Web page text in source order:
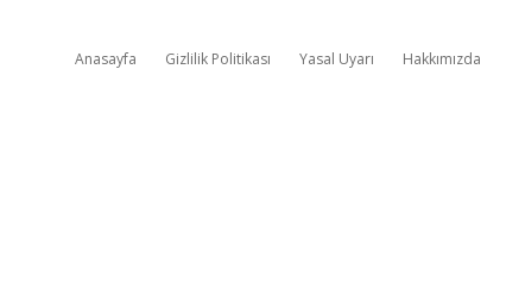
Anasayfa Gizlilik Politikası Yasal Uyarı Hakkımızda